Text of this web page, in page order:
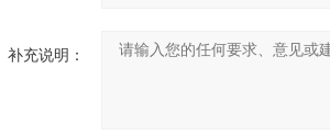
补充说明：